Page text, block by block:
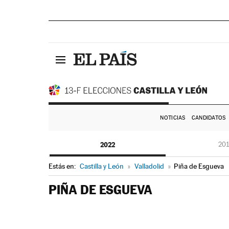
NOTICIAS CANDIDATOS
2022
Estás en: Castilla y León » Valladolid » Piña de Esgueva
PIÑA DE ESGUEVA